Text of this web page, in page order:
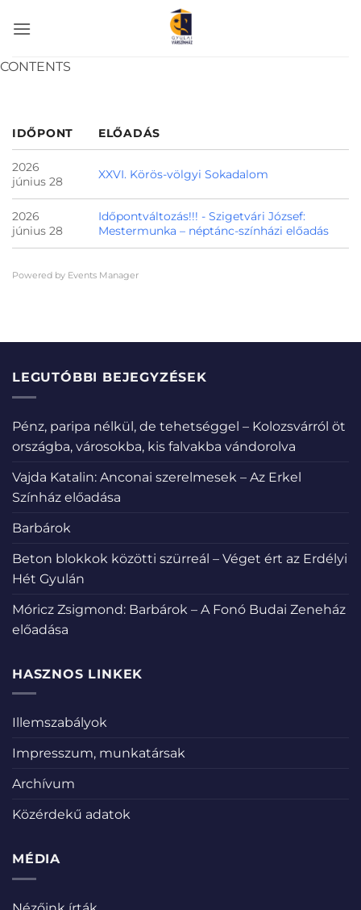
CONTENTS
IDŐPONT ELŐADÁS
2026
június 28
XXVI. Körös-völgyi Sokadalom
2026
június 28
Időpontváltozás!!! - Szigetvári József:
Mestermunka – néptánc-színházi előadás
Powered by Events Manager
LEGUTÓBBI BEJEGYZÉSEK
Pénz, paripa nélkül, de tehetséggel – Kolozsvárról öt
országba, városokba, kis falvakba vándorolva
Vajda Katalin: Anconai szerelmesek – Az Erkel
Színház előadása
Barbárok
Beton blokkok közötti szürreál – Véget ért az Erdélyi
Hét Gyulán
Móricz Zsigmond: Barbárok – A Fonó Budai Zeneház
előadása
HASZNOS LINKEK
Illemszabályok
Impresszum, munkatársak
Archívum
Közérdekű adatok
MÉDIA